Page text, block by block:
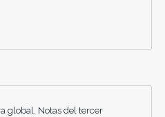
global. Notas del tercer